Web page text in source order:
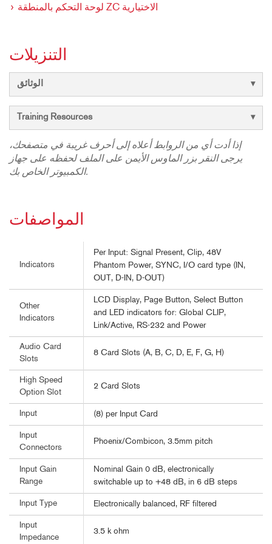
لوحة التحكم بالمنطقة ZC الاختيارية
التنزيلات
الوثائق
Training Resources
إذا أدت أي من الروابط أعلاه إلى أحرف غريبة في متصفحك،
يرجى النقر بزر الماوس الأيمن على الملف لحفظه على جهاز
الكمبيوتر الخاص بك.
المواصفات
Indicators
Per Input: Signal Present, Clip, 48V
Phantom Power, SYNC, I/O card type (IN,
OUT, D-IN, D-OUT)
Other
Indicators
LCD Display, Page Button, Select Button
and LED indicators for: Global CLIP,
Link/Active, RS-232 and Power
Audio Card
Slots
8 Card Slots (A, B, C, D, E, F, G, H)
High Speed
Option Slot
2 Card Slots
Input (8) per Input Card
Input
Connectors
Phoenix/Combicon, 3.5mm pitch
Input Gain
Range
Nominal Gain 0 dB, electronically
switchable up to +48 dB, in 6 dB steps
Input Type Electronically balanced, RF filtered
Input
Impedance
3.5 k ohm